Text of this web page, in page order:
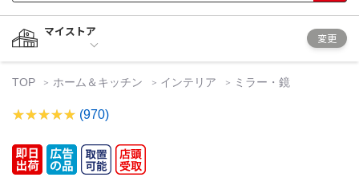
マイストア
変更
TOP ホーム＆キッチン インテリア ミラー・鏡
(970)